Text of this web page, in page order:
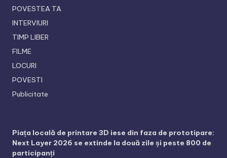
POVESTEA TA
INTERVIURI
TIMP LIBER
FILME
LOCURI
POVESTI
Publicitate
Piața locală de printare 3D iese din faza de prototipare:
Next Layer 2026 se extinde la două zile și peste 800 de
participanți